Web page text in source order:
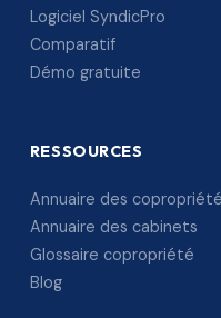
Logiciel SyndicPro
Comparatif
Démo gratuite
RESSOURCES
Annuaire des
Annuaire des cabinets
Glossaire copropriété
Blog